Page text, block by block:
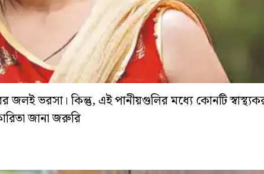
জলই ভরসা। কিন্তু, এই পানীয়গুলির মধ্যে কোনটি
জানা জরুরি